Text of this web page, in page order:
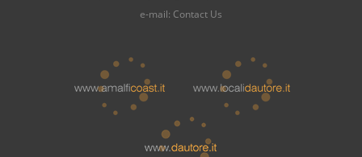
e-mail: Contact Us